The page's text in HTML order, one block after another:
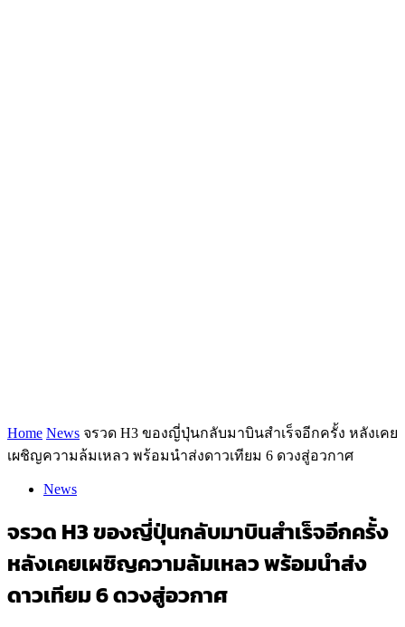
Home News จรวด H3 ของญี่ปุ่นกลับมาบินสำเร็จอีกครั้ง หลังเคย
เผชิญความล้มเหลว พร้อมนำส่งดาวเทียม 6 ดวงสู่อวกาศ
News
จรวด H3 ของญี่ปุ่นกลับมาบินสำเร็จอีกครั้ง
หลังเคยเผชิญความล้มเหลว พร้อมนำส่ง
ดาวเทียม 6 ดวงสู่อวกาศ